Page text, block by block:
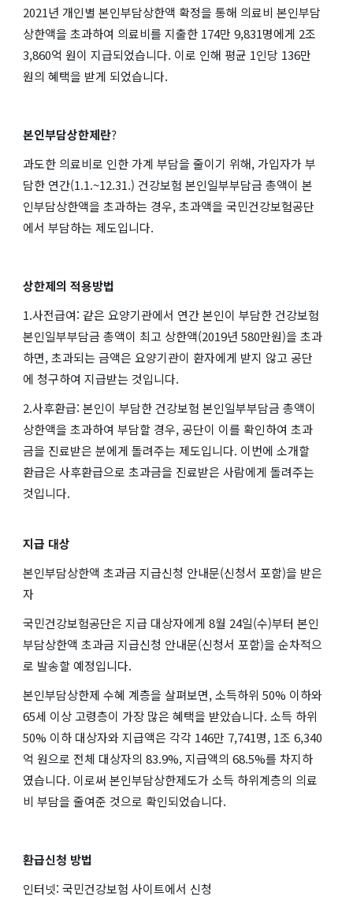
2021년 개인별 본인부담상한액 확정을 통해 의료비 본인부담
상한액을 초과하여 의료비를 지출한 174만 9,831명에게 2조
3,860억 원이 지급되었습니다. 이로 인해 평균 1인당 136만
원의 혜택을 받게 되었습니다.
본인부담상한제란?
과도한 의료비로 인한 가계 부담을 줄이기 위해, 가입자가 부
담한 연간(1.1.~12.31.) 건강보험 본인일부부담금 총액이 본
인부담상한액을 초과하는 경우, 초과액을 국민건강보험공단
에서 부담하는 제도입니다.
상한제의 적용방법
1.사전급여: 같은 요양기관에서 연간 본인이 부담한 건강보험
본인일부부담금 총액이 최고 상한액(2019년 580만원)을 초과
하면, 초과되는 금액은 요양기관이 환자에게 받지 않고 공단
에 청구하여 지급받는 것입니다.
2.사후환급: 본인이 부담한 건강보험 본인일부부담금 총액이
상한액을 초과하여 부담할 경우, 공단이 이를 확인하여 초과
금을 진료받은 분에게 돌려주는 제도입니다. 이번에 소개할
환급은 사후환급으로 초과금을 진료받은 사람에게 돌려주는
것입니다.
지급 대상
본인부담상한액 초과금 지급신청 안내문(신청서 포함)을 받은
자
국민건강보험공단은 지급 대상자에게 8월 24일(수)부터 본인
부담상한액 초과금 지급신청 안내문(신청서 포함)을 순차적으
로 발송할 예정입니다.
본인부담상한제 수혜 계층을 살펴보면, 소득하위 50% 이하와
65세 이상 고령층이 가장 많은 혜택을 받았습니다. 소득 하위
50% 이하 대상자와 지급액은 각각 146만 7,741명, 1조 6,340
억 원으로 전체 대상자의 83.9%, 지급액의 68.5%를 차지하
였습니다. 이로써 본인부담상한제도가 소득 하위계층의 의료
비 부담을 줄여준 것으로 확인되었습니다.
환급신청 방법
인터넷: 국민건강보험 사이트에서 신청